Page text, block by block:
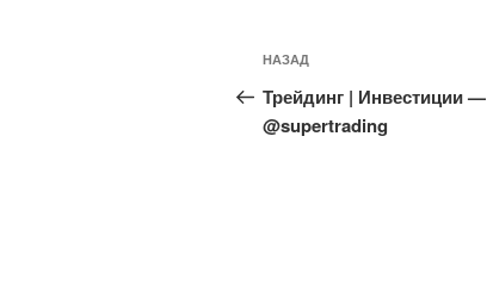
Навигация
по
записям
Предыдущая
запись:
НАЗАД
Трейдинг | Инвестиции —
@supertrading